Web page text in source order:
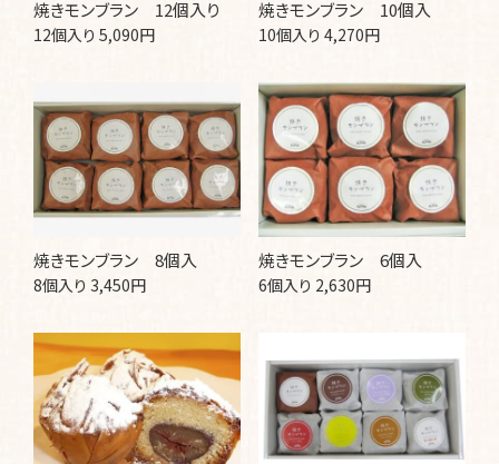
焼きモンブラン 12個入り
12個入り 5,090円
焼きモンブラン 10個入
10個入り 4,270円
焼きモンブラン 8個入
8個入り 3,450円
焼きモンブラン 6個入
6個入り 2,630円